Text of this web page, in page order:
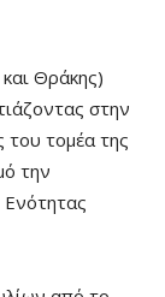
Θράκης)
στην
του τομέα της
την
Ενότητας